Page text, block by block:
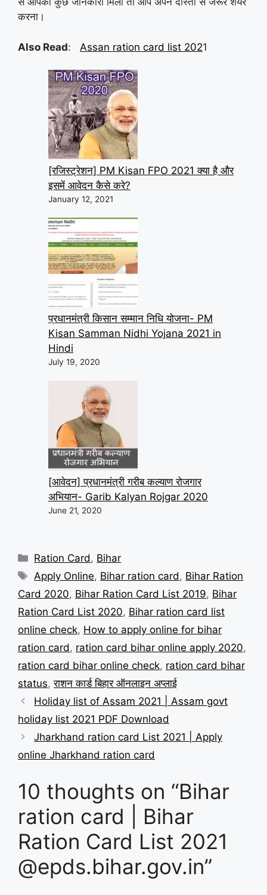
करना।
Also Read: Assan ration card list 2021
[रजिस्ट्रेशन] PM Kisan FPO 2021 क्या है और
इसमें आवेदन कैसे करे?
January 12, 2021
प्रधानमंत्री किसान सम्मान निधि योजना- PM
Kisan Samman Nidhi Yojana 2021 in
Hindi
July 19, 2020
[आवेदन] प्रधानमंत्री गरीब कल्याण रोजगार
अभियान- Garib Kalyan Rojgar 2020
June 21, 2020
Categories
Ration Card , Bihar
Tags
Apply Online, Bihar ration card , Bihar Ration
Card 2020, Bihar Ration Card List 2019, Bihar
Ration Card List 2020, Bihar ration card list
online check, How to apply online for bihar
ration card , ration card bihar online apply 2020,
ration card bihar online check, ration card bihar
status,राशन कार्ड बिहार ऑनलाइन अप्लाई
Holiday list of Assam 2021 | Assam govt
holiday list 2021 PDF Download
Jharkhand ration card List 2021 | Apply
online Jharkhand ration card
10 thoughts on “Bihar
ration card | Bihar
Ration Card List 2021
@epds.bihar.gov.in”